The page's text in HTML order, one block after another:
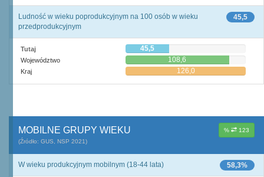
45,5
Ludność w wieku poprodukcyjnym na 100 osób w wieku
przedprodukcyjnym
Tutaj 45,5
Województwo 108,6
Kraj 126,0
% 123
MOBILNE GRUPY WIEKU
(Źródło: GUS, NSP 2021)
58,3%
W wieku produkcyjnym mobilnym (18-44 lata)